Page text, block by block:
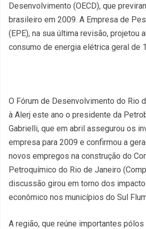
Desenvolvimento (OECD), que
brasileiro em 2009. A Empresa de
(EPE), na sua última revisão, projetou
consumo de energia elétrica geral de
O Fórum de Desenvolvimento do Rio
à Alerj este ano o presidente da
Gabrielli, que em abril assegurou os
empresa para 2009 e confirmou a
novos empregos na construção do
Petroquímico do Rio de Janeiro
discussão girou em torno dos
econômico nos municípios do Sul
A região, que reúne importantes